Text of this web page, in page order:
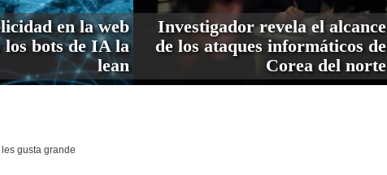
en la web
los bots de IA la
lean
Investigador revela el alcance
de los ataques informáticos de
Corea del norte
gusta grande